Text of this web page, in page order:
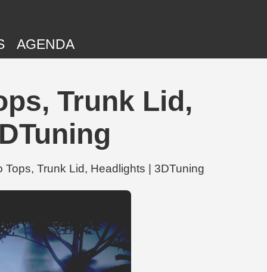
AGENDA
Trunk Lid,
Trunk Lid, Headlights | 3DTuning